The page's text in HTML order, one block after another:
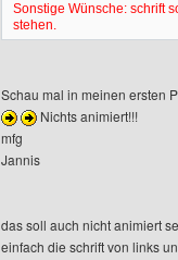
Sonstige Wünsche: schrift
stehen.
Schau mal in meinen ersten
Nichts animiert!!!
mfg
Jannis
das soll auch nicht animiert
einfach die schrift von links